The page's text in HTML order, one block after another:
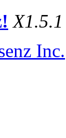
X1.5.1
Inc.